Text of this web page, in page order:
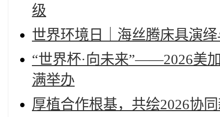
级
世界环境日｜海丝腾床具演
“世界杯·向未来”——2026美
满举办
厚植合作根基，共绘2026协